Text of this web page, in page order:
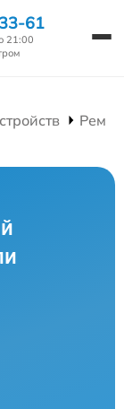
61
21:00